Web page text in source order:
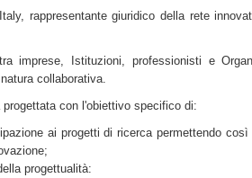
rappresentante giuridico della rete
imprese, Istituzioni, professionisti e
collaborativa.
con l'obiettivo specifico di:
ai progetti di ricerca permettendo
progettualità: